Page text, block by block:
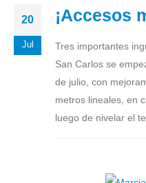
20
Jul
¡Accesos
Tres importantes
San Carlos se
de julio, con
metros lineales, en
luego de nivelar el